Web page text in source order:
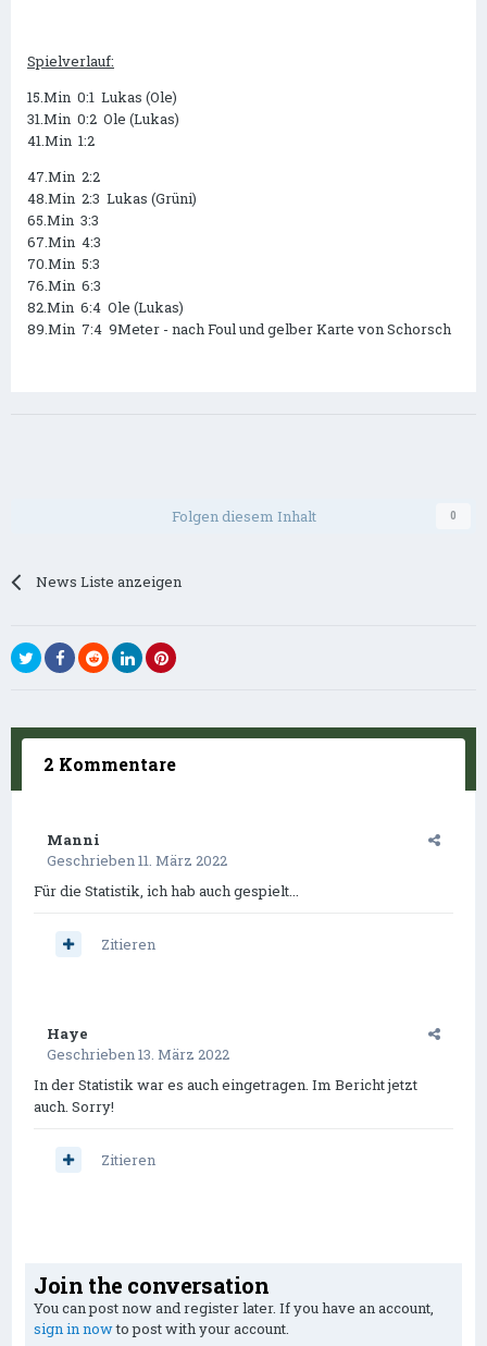
Spielverlauf:
15.Min 0:1 Lukas (Ole)
31.Min 0:2 Ole (Lukas)
41.Min 1:2
47.Min 2:2
48.Min 2:3 Lukas (Grüni)
65.Min 3:3
67.Min 4:3
70.Min 5:3
76.Min 6:3
82.Min 6:4 Ole (Lukas)
89.Min 7:4 9Meter - nach Foul und gelber Karte von Schorsch
Folgen diesem Inhalt 0
News Liste anzeigen
2 Kommentare
Manni
Geschrieben11. März 2022
Für die Statistik, ich hab auch gespielt...
Zitieren
Haye
Geschrieben13. März 2022
In der Statistik war es auch eingetragen. Im Bericht jetzt
auch. Sorry!
Zitieren
Join the conversation
You can post now and register later. If you have an account,
sign in nowto post with your account.